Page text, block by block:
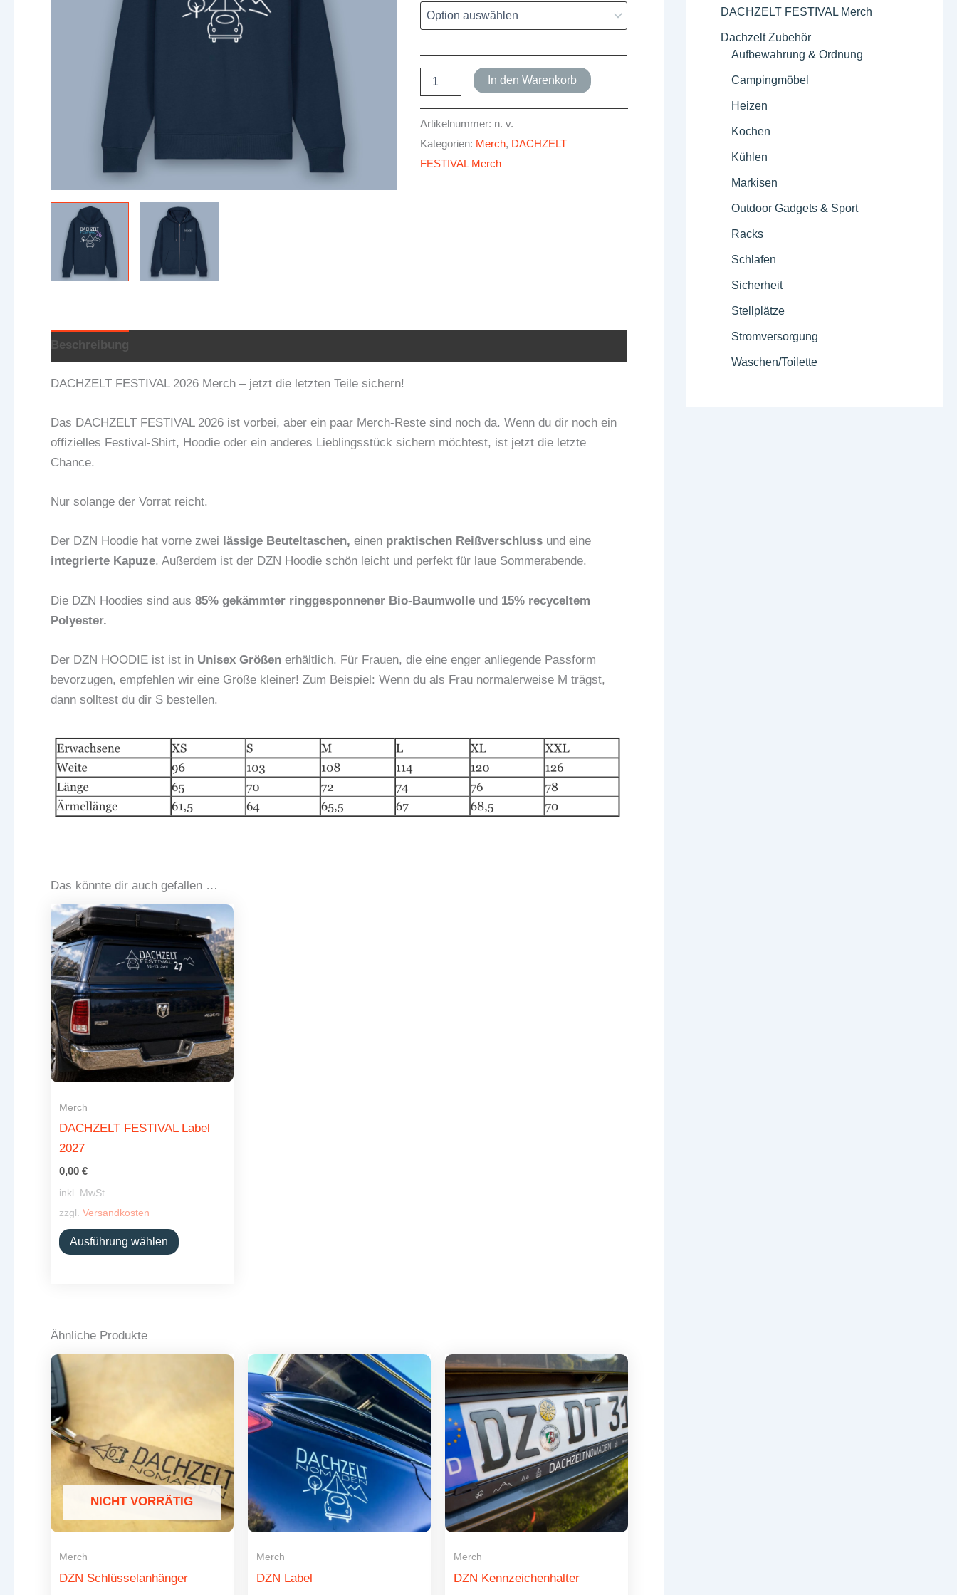
FESTIVAL
Menge
In den Warenkorb
Artikelnummer: n. v.
Kategorien: Merch, DACHZELT
FESTIVAL Merch
Beschreibung
DACHZELT FESTIVAL 2026 Merch – jetzt die letzten Teile sichern!
Das DACHZELT FESTIVAL 2026 ist vorbei, aber ein paar Merch-Reste sind noch da. Wenn du dir noch ein
offizielles Festival-Shirt, Hoodie oder ein anderes Lieblingsstück sichern möchtest, ist jetzt die letzte
Chance.
Nur solange der Vorrat reicht.
Der DZN Hoodie hat vorne zwei lässige Beuteltaschen, einen praktischen Reißverschluss und eine
integrierte Kapuze. Außerdem ist der DZN Hoodie schön leicht und perfekt für laue Sommerabende.
Die DZN Hoodies sind aus 85% gekämmter ringgesponnener Bio-Baumwolle und 15% recyceltem
Polyester.
Der DZN HOODIE ist ist in Unisex Größen erhältlich. Für Frauen, die eine enger anliegende Passform
bevorzugen, empfehlen wir eine Größe kleiner! Zum Beispiel: Wenn du als Frau normalerweise M trägst,
dann solltest du dir S bestellen.
Das könnte dir auch gefallen …
Merch
DACHZELT FESTIVAL Label
2027
0,00 €
inkl. MwSt.
zzgl. Versandkosten
Ausführung wählen
Produkt
Die
Produktseite
gewählt
Ähnliche Produkte
NICHT VORRÄTIG
Merch
DZN Schlüsselanhänger
Merch
DZN Label
Merch
DZN Kennzeichenhalter
DACHZELT FESTIVAL Merch
Dachzelt Zubehör
Aufbewahrung & Ordnung
Campingmöbel
Heizen
Kochen
Kühlen
Markisen
Outdoor Gadgets & Sport
Racks
Schlafen
Sicherheit
Stellplätze
Stromversorgung
Waschen/Toilette